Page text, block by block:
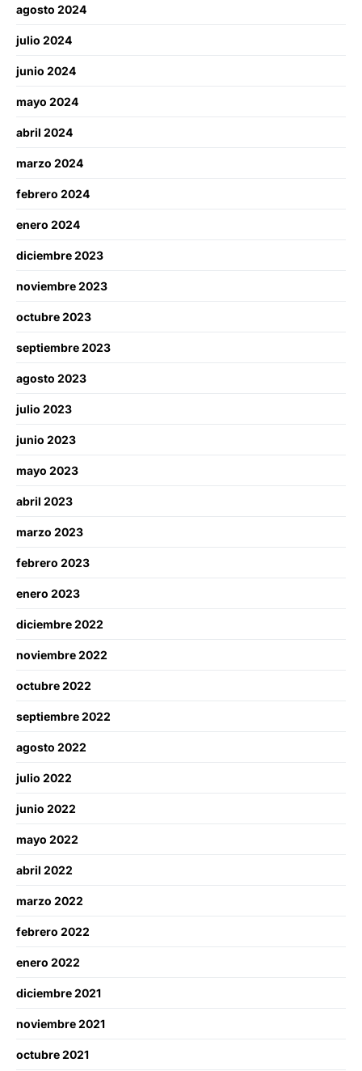
agosto 2024
julio 2024
junio 2024
mayo 2024
abril 2024
marzo 2024
febrero 2024
enero 2024
diciembre 2023
noviembre 2023
octubre 2023
septiembre 2023
agosto 2023
julio 2023
junio 2023
mayo 2023
abril 2023
marzo 2023
febrero 2023
enero 2023
diciembre 2022
noviembre 2022
octubre 2022
septiembre 2022
agosto 2022
julio 2022
junio 2022
mayo 2022
abril 2022
marzo 2022
febrero 2022
enero 2022
diciembre 2021
noviembre 2021
octubre 2021